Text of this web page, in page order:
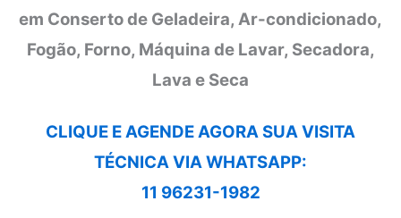
em Conserto de Geladeira, Ar-condicionado,
Fogão, Forno, Máquina de Lavar, Secadora,
Lava e Seca
CLIQUE E AGENDE AGORA SUA VISITA
TÉCNICA VIA WHATSAPP:
11 96231-1982